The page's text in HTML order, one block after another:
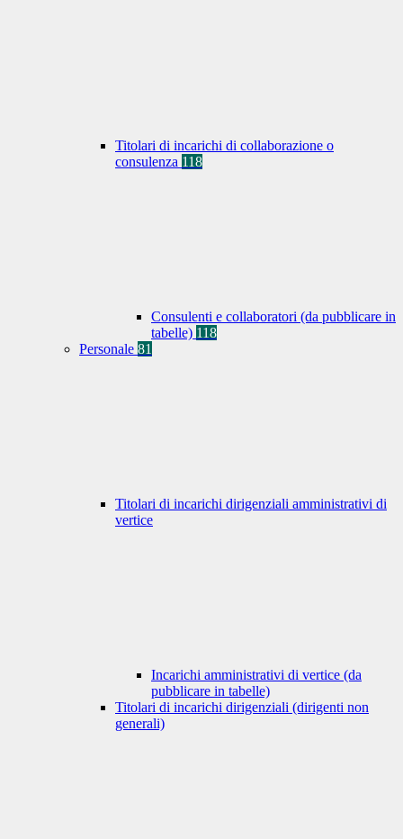
Titolari di incarichi di collaborazione o
consulenza 118
Consulenti e collaboratori (da pubblicare in
tabelle) 118
Personale 81
Titolari di incarichi dirigenziali amministrativi di
vertice
Incarichi amministrativi di vertice (da
pubblicare in tabelle)
Titolari di incarichi dirigenziali (dirigenti non
generali)